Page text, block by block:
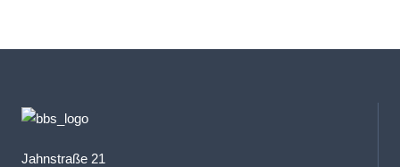
Jahnstraße 21